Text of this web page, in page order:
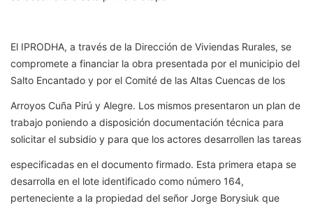
El IPRODHA, a través de la Dirección de Viviendas Rurales, se
compromete a financiar la obra presentada por el municipio del
Salto Encantado y por el Comité de las Altas Cuencas de los
Arroyos Cuña Pirú y Alegre. Los mismos presentaron un plan de
trabajo poniendo a disposición documentación técnica para
solicitar el subsidio y para que los actores desarrollen las tareas
especificadas en el documento firmado. Esta primera etapa se
desarrolla en el lote identificado como número 164,
perteneciente a la propiedad del señor Jorge Borysiuk que